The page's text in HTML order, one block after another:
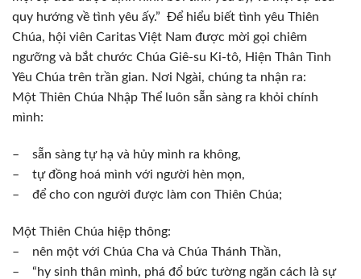
quy hướng về tình yêu ấy.” Để hiểu biết tình yêu Thiên
Chúa, hội viên Caritas Việt Nam được mời gọi chiêm
ngưỡng và bắt chước Chúa Giê-su Ki-tô, Hiện Thân Tình
Yêu Chúa trên trần gian. Nơi Ngài, chúng ta nhận ra:
Một Thiên Chúa Nhập Thể luôn sẵn sàng ra khỏi chính
mình:
– sẵn sàng tự hạ và hủy mình ra không,
– tự đồng hoá mình với người hèn mọn,
– để cho con người được làm con Thiên Chúa;
Một Thiên Chúa hiệp thông:
– nên một với Chúa Cha và Chúa Thánh Thần,
– “hy sinh thân mình, phá đổ bức tường ngăn cách là sự